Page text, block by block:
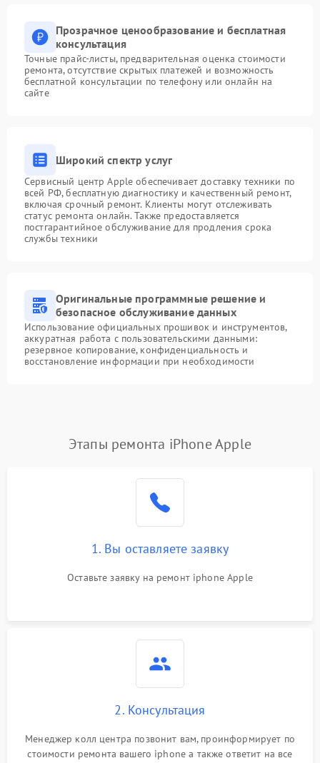
Прозрачное ценообразование и бесплатная
консультация
Точные прайс-листы, предварительная оценка стоимости
ремонта, отсутствие скрытых платежей и возможность
бесплатной консультации по телефону или онлайн на
сайте
Широкий спектр услуг
Сервисный центр Apple обеспечивает доставку техники по
всей РФ, бесплатную диагностику и качественный ремонт,
включая срочный ремонт. Клиенты могут отслеживать
статус ремонта онлайн. Также предоставляется
постгарантийное обслуживание для продления срока
службы техники
Оригинальные программные решение и
безопасное обслуживание данных
Использование официальных прошивок и инструментов,
аккуратная работа с пользовательскими данными:
резервное копирование, конфиденциальность и
восстановление информации при необходимости
Этапы ремонта iPhone Apple
1. Вы оставляете заявку
Оставьте заявку на ремонт iphone Apple
2. Консультация
Менеджер колл центра позвонит вам, проинформирует по
стоимости ремонта вашего iphone а также ответит на все